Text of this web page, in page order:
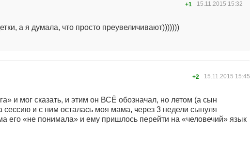
15.11.2015 15:32
+1
а я думала, что просто преувеличивают)))))))
15.11.2015 15:45
+2
и мог сказать, и этим он ВСЁ обозначал, но летом (а сын
сессию и с ним осталась моя мама, через 3 недели сынуля
его «не понимала» и ему пришлось перейти на «человечий» язык